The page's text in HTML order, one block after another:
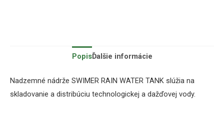
PopisĎalšie informácie
Nadzemné nádrže SWIMER RAIN WATER TANK slúžia na
skladovanie a distribúciu technologickej a dažďovej vody.